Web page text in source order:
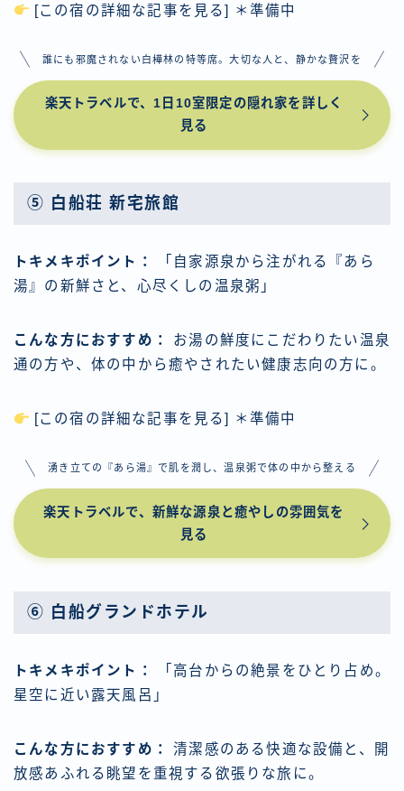
[この宿の詳細な記事を見る] ＊準備中
誰にも邪魔されない白樺林の特等席。大切な人と、静かな贅沢を
楽天トラベルで、1日10室限定の隠れ家を詳しく
見る
⑤ 白船荘 新宅旅館
トキメキポイント：
「自家源泉から注がれる『あら
湯』の新鮮さと、心尽くしの温泉粥」
こんな方におすすめ：
お湯の鮮度にこだわりたい温泉
通の方や、体の中から癒やされたい健康志向の方に。
[この宿の詳細な記事を見る] ＊準備中
湧き立ての『あら湯』で肌を潤し、温泉粥で体の中から整える
楽天トラベルで、新鮮な源泉と癒やしの雰囲気を
見る
⑥ 白船グランドホテル
トキメキポイント：
「高台からの絶景をひとり占め。
星空に近い露天風呂」
こんな方におすすめ：
清潔感のある快適な設備と、開
放感あふれる眺望を重視する欲張りな旅に。